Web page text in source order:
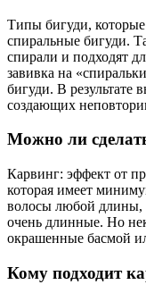
Типы бигуди, которые
спиральные бигуди.
спирали и подходят
завивка на
бигуди. В результате
создающих
Можно ли
Карвинг: эффект от
которая имеет
волосы любой длины,
очень длинные. Но
окрашенные басмой
Кому подходит